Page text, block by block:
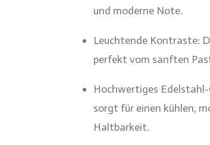
und moderne Note.
Leuchtende Kontraste:
perfekt vom sanften
Hochwertiges Edelstahl-
sorgt für einen kühlen,
Haltbarkeit.